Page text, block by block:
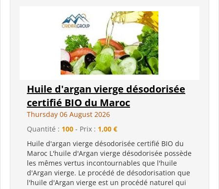
Huile d'argan vierge désodorisée
certifié BIO du Maroc
Thursday 06 August 2026
Quantité : 100 - Prix : 1,00 €
Huile d'argan vierge désodorisée certifié BIO du
Maroc L'huile d'Argan vierge désodorisée possède
les mêmes vertus incontournables que l'huile
d'Argan vierge. Le procédé de désodorisation que
l'huile d'Argan vierge est un procédé naturel qui